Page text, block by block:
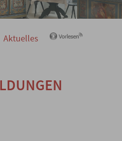
Aktuelles